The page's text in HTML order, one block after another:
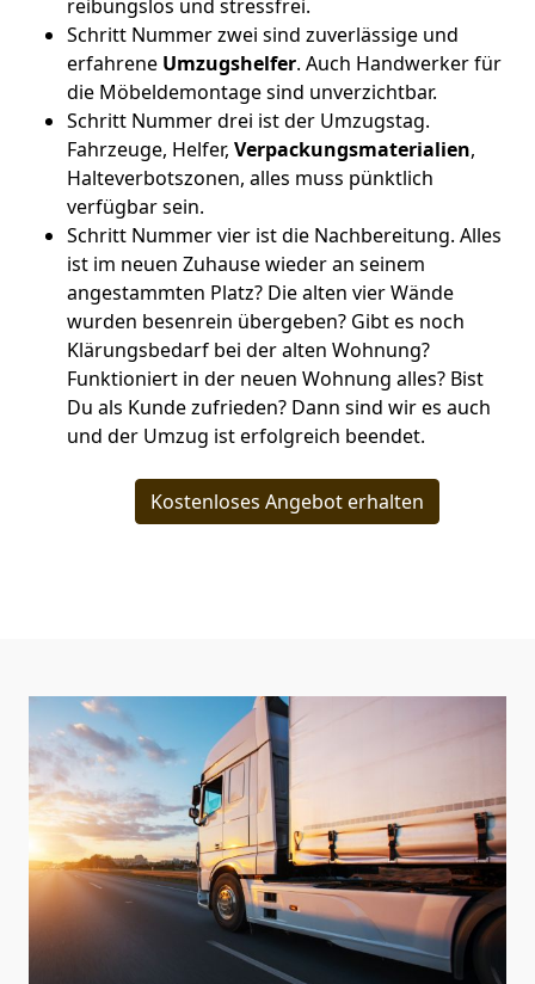
reibungslos und stressfrei.
Schritt Nummer zwei sind zuverlässige und
erfahrene Umzugshelfer. Auch Handwerker für
die Möbeldemontage sind unverzichtbar.
Schritt Nummer drei ist der Umzugstag.
Fahrzeuge, Helfer, Verpackungsmaterialien,
Halteverbotszonen, alles muss pünktlich
verfügbar sein.
Schritt Nummer vier ist die Nachbereitung. Alles
ist im neuen Zuhause wieder an seinem
angestammten Platz? Die alten vier Wände
wurden besenrein übergeben? Gibt es noch
Klärungsbedarf bei der alten Wohnung?
Funktioniert in der neuen Wohnung alles? Bist
Du als Kunde zufrieden? Dann sind wir es auch
und der Umzug ist erfolgreich beendet.
Kostenloses Angebot erhalten